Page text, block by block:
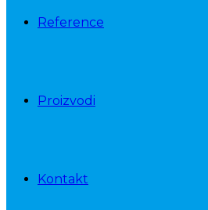
Reference
Proizvodi
Kontakt